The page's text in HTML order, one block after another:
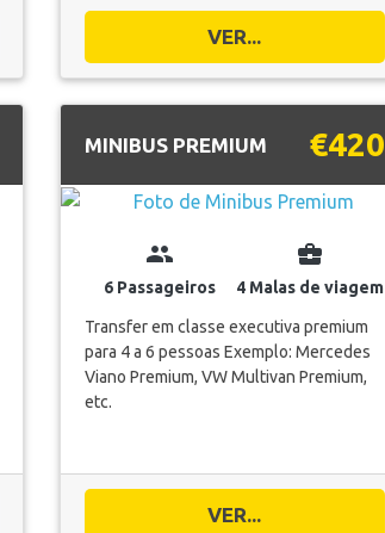
VER...
MINIBUS PREMIUM €420
group
6 Passageiros
business_center
4 Malas de viagem
Transfer em classe executiva premium
para 4 a 6 pessoas Exemplo: Mercedes
Viano Premium, VW Multivan Premium,
etc.
VER...